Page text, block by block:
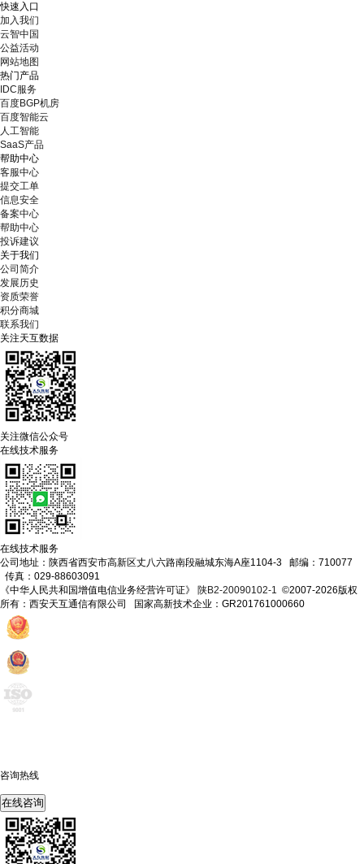
快速入口
加入我们
云智中国
公益活动
网站地图
热门产品
IDC服务
百度BGP机房
百度智能云
人工智能
SaaS产品
帮助中心
客服中心
提交工单
信息安全
备案中心
帮助中心
投诉建议
关于我们
公司简介
发展历史
资质荣誉
积分商城
联系我们
关注天互数据
关注微信公众号
在线技术服务
在线技术服务
公司地址：陕西省西安市高新区丈八六路南段融城东海A座1104-3 邮编：710077
传真：029-88603091
《中华人民共和国增值电信业务经营许可证》 陕B2-20090102-1 ©2007-2026版权
所有：西安天互通信有限公司 国家高新技术企业：GR201761000660
咨询热线
在线咨询